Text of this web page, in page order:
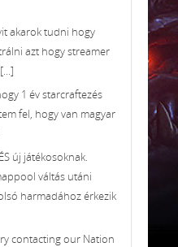
akarok tudni hogy
azt hogy streamer
1 év starcraftezés
fel, hogy van magyar
új játékosoknak.
váltás utáni
harmadához érkezik
contacting our Nation